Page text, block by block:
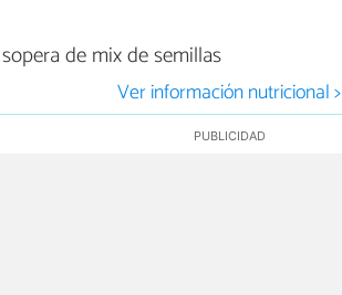
de mix de semillas
Ver información nutricional >